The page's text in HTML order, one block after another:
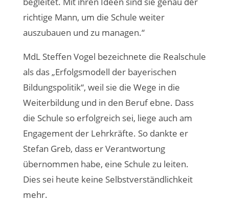
richtige Mann, um die Schule weiter
auszubauen und zu managen.“
MdL Steffen Vogel bezeichnete die Realschule
als das „Erfolgsmodell der bayerischen
Bildungspolitik“, weil sie die Wege in die
Weiterbildung und in den Beruf ebne. Dass
die Schule so erfolgreich sei, liege auch am
Engagement der Lehrkräfte. So dankte er
Stefan Greb, dass er Verantwortung
übernommen habe, eine Schule zu leiten.
Dies sei heute keine Selbstverständlichkeit
mehr.